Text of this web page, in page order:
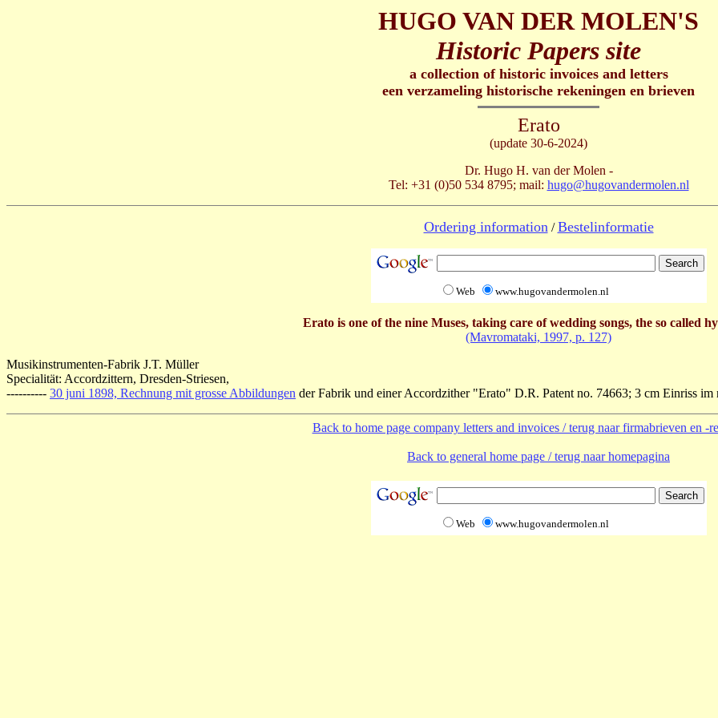
HUGO VAN DER MOLEN'S
Historic Papers site
a collection of historic invoices and letters
een verzameling historische rekeningen en brieven
Erato
(update 30-6-2024)
Dr. Hugo H. van der Molen -
Tel: +31 (0)50 534 8795; mail: hugo@hugovandermolen.nl
Ordering information /Bestelinformatie
Web www.hugovandermolen.nl
Erato is one of the nine Muses, taking care of wedding songs, the so called
(Mavromataki, 1997, p. 127)
Musikinstrumenten-Fabrik J.T. Müller
Specialität: Accordzittern, Dresden-Striesen,
---------- 30 juni 1898, Rechnung mit grosse Abbildungen der Fabrik und einerAccordzither"Erato" D.R. Patent no. 74663; 3 cm Einriss im
Back to home page company letters and invoices / terug naar firmabrieven en -
Back to general home page / terug naar homepagina
Web www.hugovandermolen.nl